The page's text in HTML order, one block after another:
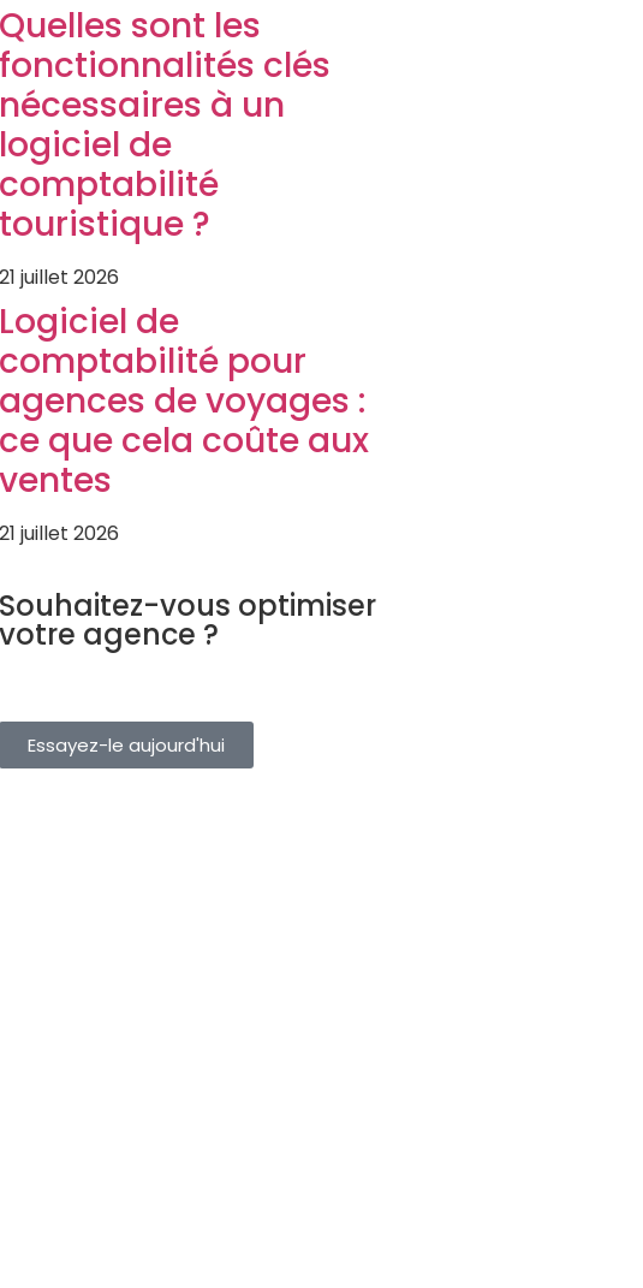
Quelles sont les
fonctionnalités clés
nécessaires à un
logiciel de
comptabilité
touristique ?
21 juillet 2026
Logiciel de
comptabilité pour
agences de voyages :
ce que cela coûte aux
ventes
21 juillet 2026
Souhaitez-vous optimiser
votre agence ?
Gérez vos réservations, clients et fournisseurs
Essayez-le aujourd'hui